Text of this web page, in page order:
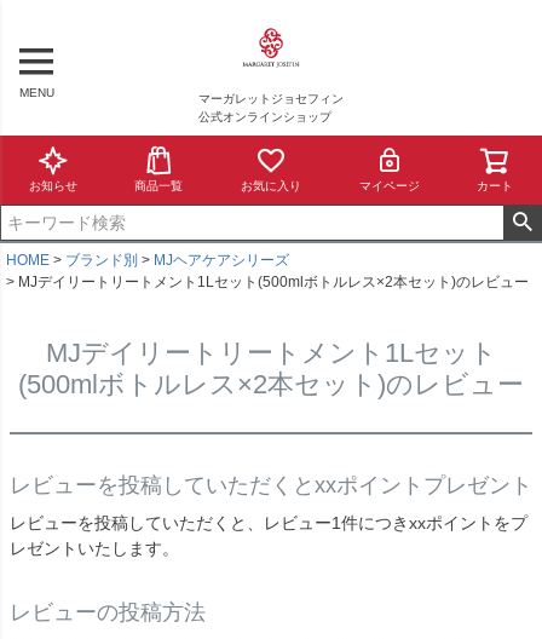
MENU
マーガレットジョセフィン
公式オンラインショップ
お知らせ 商品一覧 お気に入り マイページ カート
HOME ブランド別
MJヘアケアシリーズ
MJデイリートリートメント1Lセット(500mlボトルレス×2本セット)のレビュー
MJデイリートリートメント1Lセット
(500mlボトルレス×2本セット)のレビュー
レビューを投稿していただくとxxポイントプレゼント
レビューを投稿していただくと、レビュー1件につきxxポイントをプ
レゼントいたします。
レビューの投稿方法